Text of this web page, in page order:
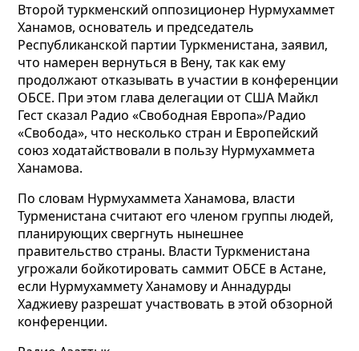
Второй туркменский оппозиционер Нурмухаммет
Ханамов, основатель и председатель
Республиканской партии Туркменистана, заявил,
что намерен вернуться в Вену, так как ему
продолжают отказывать в участии в конференции
ОБСЕ. При этом глава делегации от США Майкл
Гест сказал Радио «Свободная Европа»/Радио
«Свобода», что несколько стран и Европейский
союз ходатайствовали в пользу Нурмухаммета
Ханамова.
По словам Нурмухаммета Ханамова, власти
Турменистана считают его членом группы людей,
планирующих свергнуть нынешнее
правительство страны. Власти Туркменистана
угрожали бойкотировать саммит ОБСЕ в Астане,
если Нурмухаммету Ханамову и Аннадурды
Хаджиеву разрешат участвовать в этой обзорной
конференции.